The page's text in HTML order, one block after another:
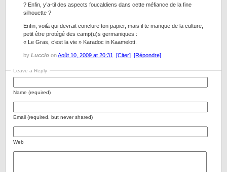
? Enfin, y’a-til des aspects foucaldiens dans cette méfiance de la fine
silhouette ?
Enfin, voilà qui devrait conclure ton papier, mais il te manque de la culture,
petit être protégé des camp(u)s germaniques :
« Le Gras, c’est la vie » Karadoc in Kaamelott.
by Luccio onAoût 10, 2009 at 20:31 [Citer] [Répondre]
Leave a Reply
Name (required)
Email (required, but never shared)
Web